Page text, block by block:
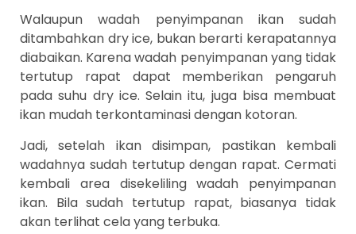
Walaupun wadah penyimpanan ikan sudah
ditambahkan dry ice, bukan berarti kerapatannya
diabaikan. Karena wadah penyimpanan yang tidak
tertutup rapat dapat memberikan pengaruh
pada suhu dry ice. Selain itu, juga bisa membuat
ikan mudah terkontaminasi dengan kotoran.
Jadi, setelah ikan disimpan, pastikan kembali
wadahnya sudah tertutup dengan rapat. Cermati
kembali area disekeliling wadah penyimpanan
ikan. Bila sudah tertutup rapat, biasanya tidak
akan terlihat cela yang terbuka.